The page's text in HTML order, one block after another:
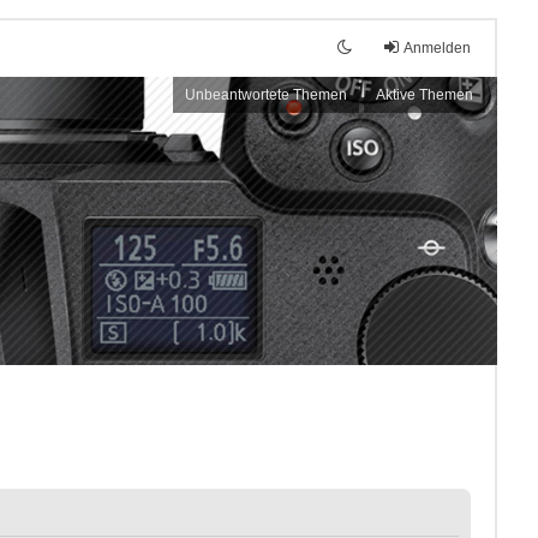
Anmelden
Unbeantwortete Themen Aktive Themen